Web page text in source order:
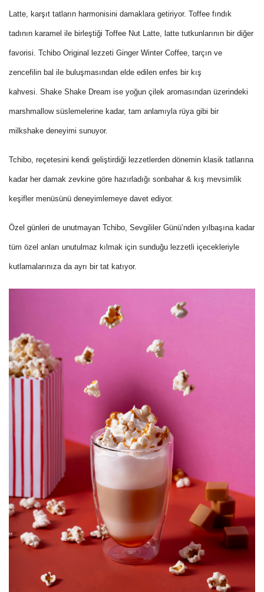
Latte, karşıt tatların harmonisini damaklara getiriyor. Toffee fındık
tadının karamel ile birleştiği Toffee Nut Latte, latte tutkunlarının bir diğer
favorisi. Tchibo Original lezzeti Ginger Winter Coffee, tarçın ve
zencefilin bal ile buluşmasından elde edilen enfes bir kış
kahvesi. Shake Shake Dream ise yoğun çilek aromasından üzerindeki
marshmallow süslemelerine kadar, tam anlamıyla rüya gibi bir
milkshake deneyimi sunuyor.
Tchibo, reçetesini kendi geliştirdiği lezzetlerden dönemin klasik tatlarına
kadar her damak zevkine göre hazırladığı sonbahar & kış mevsimlik
keşifler menüsünü deneyimlemeye davet ediyor.
Özel günleri de unutmayan Tchibo, Sevgililer Günü’nden yılbaşına kadar
tüm özel anları unutulmaz kılmak için sunduğu lezzetli içecekleriyle
kutlamalarınıza da ayrı bir tat katıyor.